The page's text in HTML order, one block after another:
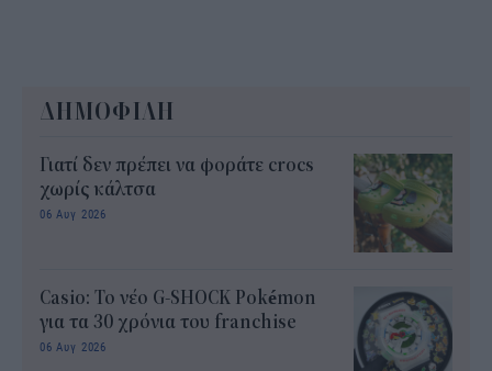
ΔΗΜΟΦΙΛΗ
Γιατί δεν πρέπει να φοράτε crocs
χωρίς κάλτσα
06 Αυγ 2026
Casio: Το νέο G-SHOCK Pokémon
για τα 30 χρόνια του franchise
06 Αυγ 2026